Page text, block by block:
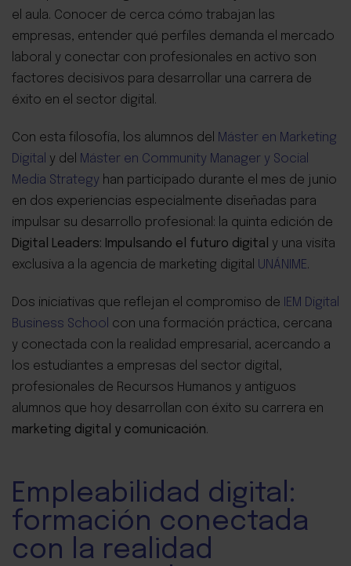
el aula. Conocer de cerca cómo trabajan las
empresas, entender qué perfiles demanda el mercado
laboral y conectar con profesionales en activo son
factores decisivos para desarrollar una carrera de
éxito en el sector digital.
Con esta filosofía, los alumnos del Máster en Marketing
Digital y del Máster en Community Manager y Social
Media Strategy han participado durante el mes de junio
en dos experiencias especialmente diseñadas para
impulsar su desarrollo profesional: la quinta edición de
Digital Leaders: Impulsando el futuro digital y una visita
exclusiva a la agencia de marketing digital UNÁNIME.
Dos iniciativas que reflejan el compromiso de IEM Digital
Business School con una formación práctica, cercana
y conectada con la realidad empresarial, acercando a
los estudiantes a empresas del sector digital,
profesionales de Recursos Humanos y antiguos
alumnos que hoy desarrollan con éxito su carrera en
marketing digital y comunicación.
Empleabilidad digital:
formación conectada
con la realidad